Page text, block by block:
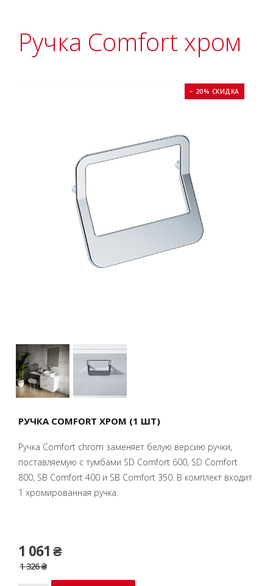
Ручка Comfort хром
− 20% СКИДКА
РУЧКА COMFORT ХРОМ (1 ШТ)
Ручка Comfort chrom заменяет белую версию ручки,
поставляемую с тумбами SD Comfort 600, SD Comfort
800, SB Comfort 400 и SB Comfort 350. В комплект входит
1 хромированная ручка.
1 061 ₴
1 326 ₴